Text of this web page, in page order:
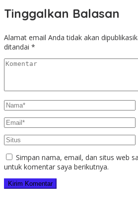
Tinggalkan Balasan
Alamat email Anda tidak akan
ditandai *
Simpan nama, email, dan situs web
untuk komentar saya berikutnya.